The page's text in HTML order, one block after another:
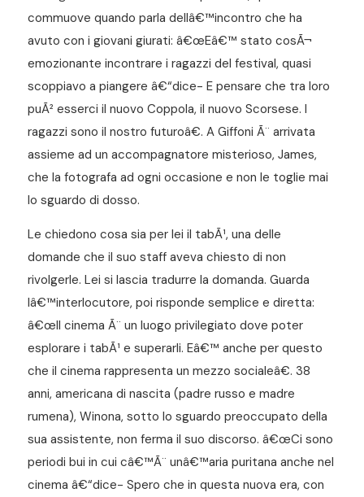
commuove quando parla dellâ€™incontro che ha
avuto con i giovani giurati: â€œEâ€™ stato cosÃ¬
emozionante incontrare i ragazzi del festival, quasi
scoppiavo a piangere â€“dice- E pensare che tra loro
puÃ² esserci il nuovo Coppola, il nuovo Scorsese. I
ragazzi sono il nostro futuroâ€. A Giffoni Ã¨ arrivata
assieme ad un accompagnatore misterioso, James,
che la fotografa ad ogni occasione e non le toglie mai
lo sguardo di dosso.
Le chiedono cosa sia per lei il tabÃ¹, una delle
domande che il suo staff aveva chiesto di non
rivolgerle. Lei si lascia tradurre la domanda. Guarda
lâ€™interlocutore, poi risponde semplice e diretta:
â€œIl cinema Ã¨ un luogo privilegiato dove poter
esplorare i tabÃ¹ e superarli. Eâ€™ anche per questo
che il cinema rappresenta un mezzo socialeâ€. 38
anni, americana di nascita (padre russo e madre
rumena), Winona, sotto lo sguardo preoccupato della
sua assistente, non ferma il suo discorso. â€œCi sono
periodi bui in cui câ€™Ã¨ unâ€™aria puritana anche nel
cinema â€“dice- Spero che in questa nuova era, con